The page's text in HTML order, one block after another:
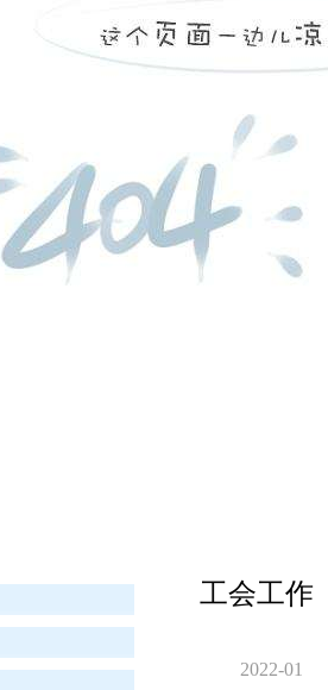
工会工作
2022-01